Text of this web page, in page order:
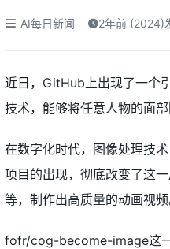
AI每日新闻 2年前 (2024)
近日，GitHub上出现了一个
技术，能够将任意人物的面
在数字化时代，图像处理技
项目的出现，彻底改变了这
等，制作出高质量的动画视频
fofr/cog-become-image这一